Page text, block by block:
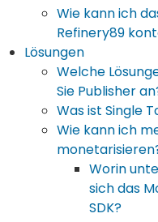
Wie kann ich
Refinery89
Lösungen
Welche
Sie Publisher
Was ist Single
Wie kann ich
Worin
sich das
SDK?